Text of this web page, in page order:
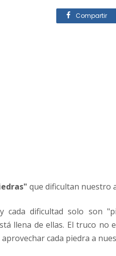
Compartir
que dificultan nuestro
cada dificultad solo son
llena de ellas. El truco no
cada piedra a